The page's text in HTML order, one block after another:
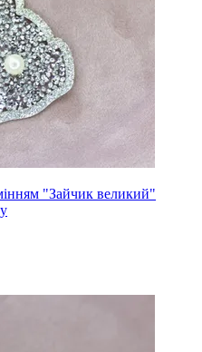
"Зайчик великий"